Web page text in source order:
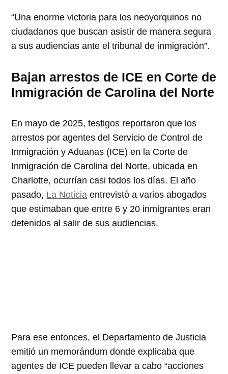
“Una enorme victoria para los neoyorquinos no
ciudadanos que buscan asistir de manera segura
a sus audiencias ante el tribunal de inmigración”.
Bajan arrestos de ICE en Corte de
Inmigración de Carolina del Norte
En mayo de 2025, testigos reportaron que los
arrestos por agentes del Servicio de Control de
Inmigración y Aduanas (ICE) en la Corte de
Inmigración de Carolina del Norte, ubicada en
Charlotte, ocurrían casi todos los días. El año
pasado, La Noticia entrevistó a varios abogados
que estimaban que entre 6 y 20 inmigrantes eran
detenidos al salir de sus audiencias.
Para ese entonces, el Departamento de Justicia
emitió un memorándum donde explicaba que
agentes de ICE pueden llevar a cabo “acciones